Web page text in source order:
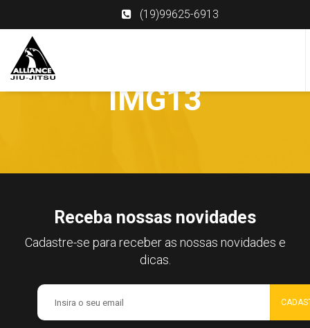
(19)99625-6913
IMG13
Receba nossas novidades
Cadastre-se para receber as nossas novidades e
dicas.